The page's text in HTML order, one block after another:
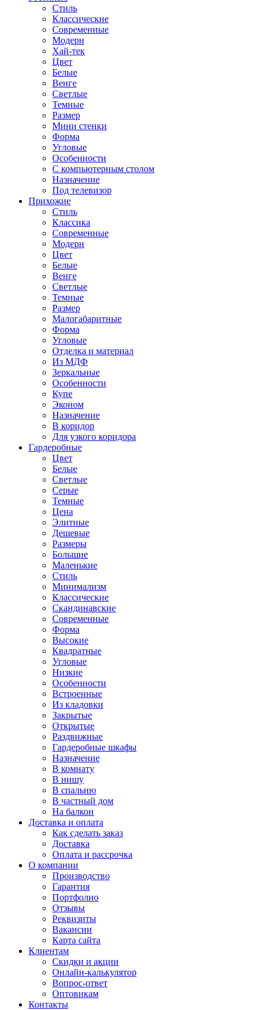
Стиль
Классические
Современные
Модерн
Хай-тек
Цвет
Белые
Венге
Светлые
Темные
Размер
Мини стенки
Форма
Угловые
Особенности
С компьютерным столом
Назначение
Под телевизор
Прихожие
Стиль
Классика
Современные
Модерн
Цвет
Белые
Венге
Светлые
Темные
Размер
Малогабаритные
Форма
Угловые
Отделка и материал
Из МДФ
Зеркальные
Особенности
Купе
Эконом
Назначение
В коридор
Для узкого коридора
Гардеробные
Цвет
Белые
Светлые
Серые
Темные
Цена
Элитные
Дешевые
Размеры
Большие
Маленькие
Стиль
Минимализм
Классические
Скандинавские
Современные
Форма
Высокие
Квадратные
Угловые
Низкие
Особенности
Встроенные
Из кладовки
Закрытые
Открытые
Раздвижные
Гардеробные шкафы
Назначение
В комнату
В нишу
В спальню
В частный дом
На балкон
Доставка и оплата
Как сделать заказ
Доставка
Оплата и рассрочка
О компании
Производство
Гарантия
Портфолио
Отзывы
Реквизиты
Вакансии
Карта сайта
Клиентам
Скидки и акции
Онлайн-калькулятор
Вопрос-ответ
Оптовикам
Контакты